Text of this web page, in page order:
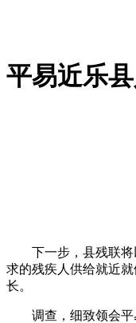
平易近乐
下一步，县残联将以
求的残疾人供给就近
长。
调查，细致领会平易